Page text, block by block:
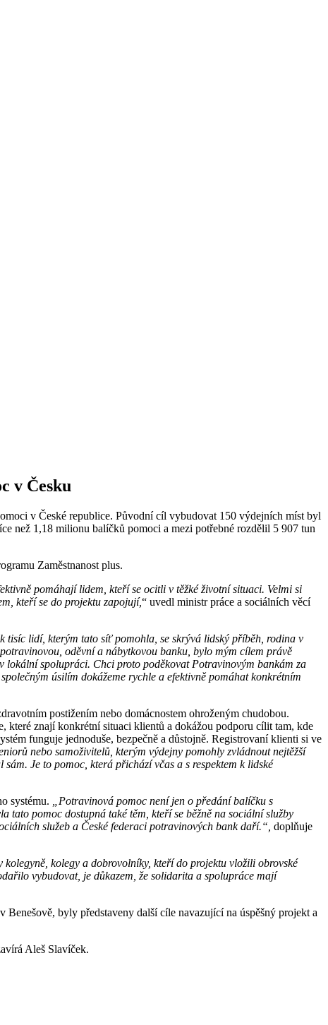
v Česku
v České republice. Původní cíl vybudovat 150 výdejních míst byl
než 1,18 milionu balíčků pomoci a mezi potřebné rozdělil 5 907 tun
Zaměstnanost plus.
pomáhají lidem, kteří se ocitli v těžké životní situaci. Velmi si
kteří se do projektu zapojují,“ uvedl ministr práce a sociálních věcí
tisíc lidí, kterým tato síť pomohla, se skrývá lidský příběh, rodina v
oděvní a nábytkovou banku, bylo mým cílem právě
lokální spolupráci. Chci proto poděkovat Potravinovým bankám za
úsilím dokážeme rychle a efektivně pomáhat konkrétním
postižením nebo domácnostem ohroženým chudobou.
znají konkrétní situaci klientů a dokážou podporu cílit tam, kde
funguje jednoduše, bezpečně a důstojně. Registrovaní klienti si ve
nebo samoživitelů, kterým výdejny pomohly zvládnout nejtěžší
Je to pomoc, která přichází včas a s respektem k lidské
systému.
Potravinová pomoc není jen o předání balíčku s
pomoc dostupná také těm, kteří se běžně na sociální služby
služeb a České federaci potravinových bank daří.“, doplňuje
kolegyně, kolegy a dobrovolníky, kteří do projektu vložili obrovské
vybudovat, je důkazem, že solidarita a spolupráce mají
byly představeny další cíle navazující na úspěšný projekt a
Aleš Slavíček.